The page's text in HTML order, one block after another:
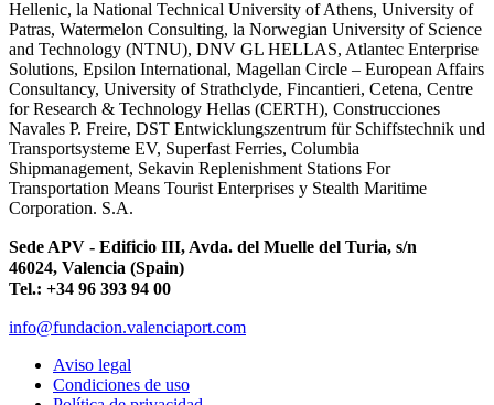
Hellenic, la National Technical University of Athens, University of
Patras, Watermelon Consulting, la Norwegian University of Science
and Technology (NTNU), DNV GL HELLAS, Atlantec Enterprise
Solutions, Epsilon International, Magellan Circle – European Affairs
Consultancy, University of Strathclyde, Fincantieri, Cetena, Centre
for Research & Technology Hellas (CERTH), Construcciones
Navales P. Freire, DST Entwicklungszentrum für Schiffstechnik und
Transportsysteme EV, Superfast Ferries, Columbia
Shipmanagement, Sekavin Replenishment Stations For
Transportation Means Tourist Enterprises y Stealth Maritime
Corporation. S.A.
Sede APV - Edificio III, Avda. del Muelle del Turia, s/n
46024, Valencia (Spain)
Tel.: +34 96 393 94 00
info@fundacion.valenciaport.com
Aviso legal
Condiciones de uso